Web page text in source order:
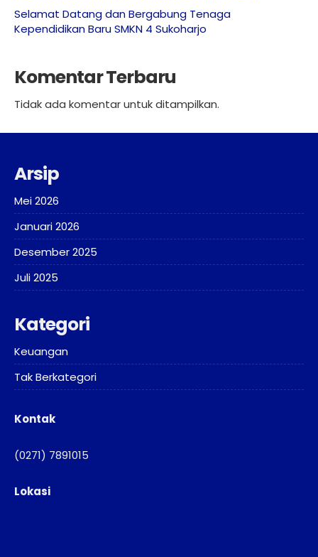
Selamat Datang dan Bergabung Tenaga
Kependidikan Baru SMKN 4 Sukoharjo
Komentar Terbaru
Tidak ada komentar untuk ditampilkan.
Arsip
Mei 2026
Januari 2026
Desember 2025
Juli 2025
Kategori
Keuangan
Tak Berkategori
Kontak
(0271) 7891015
Lokasi